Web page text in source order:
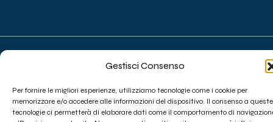
Gestisci Consenso
Per fornire le migliori esperienze, utilizziamo tecnologie come i cookie per
memorizzare e/o accedere alle informazioni del dispositivo. Il consenso a queste
tecnologie ci permetterà di elaborare dati come il comportamento di
Copyright © 2025 Inchorus All Rights Reserved - Designed by